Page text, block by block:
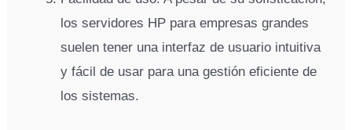
los servidores HP para empresas grandes
suelen tener una interfaz de usuario intuitiva
y fácil de usar para una gestión eficiente de
los sistemas.